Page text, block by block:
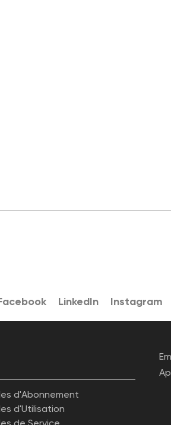
LinkedIn Instagram
d'Abonnement
d'Utilisation